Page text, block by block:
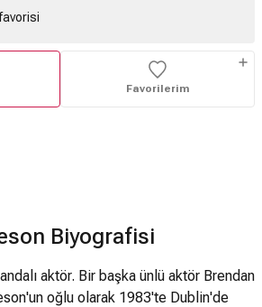
favorisi
Favorilerim
Biyografisi
aktör. Bir başka ünlü aktör Brendan
oğlu olarak 1983'te Dublin'de